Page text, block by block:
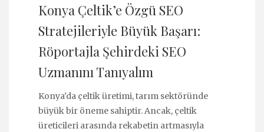
Konya Çeltik’e Özgü SEO
Stratejileriyle Büyük Başarı:
Röportajla Şehirdeki SEO
Uzmanını Tanıyalım
Konya'da çeltik üretimi, tarım sektöründe
büyük bir öneme sahiptir. Ancak, çeltik
üreticileri arasında rekabetin artmasıyla